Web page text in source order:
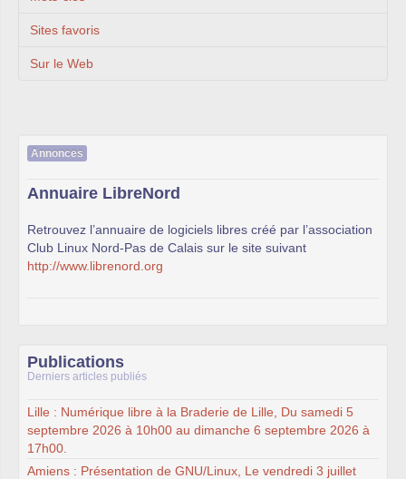
Sites favoris
Sur le Web
Annonces
Annuaire LibreNord
Retrouvez l’annuaire de logiciels libres créé par l’association
Club Linux Nord-Pas de Calais sur le site suivant
http://www.librenord.org
Publications
Derniers articles publiés
Lille : Numérique libre à la Braderie de Lille, Du samedi 5
septembre 2026 à 10h00 au dimanche 6 septembre 2026 à
17h00.
Amiens : Présentation de GNU/Linux, Le vendredi 3 juillet